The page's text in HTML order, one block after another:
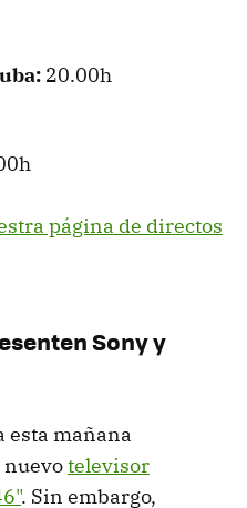
20.00h
página de directos
Sony y
esta mañana
nuevotelevisor
. Sin embargo,